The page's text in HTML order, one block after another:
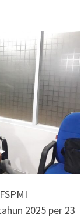
2025 per 23